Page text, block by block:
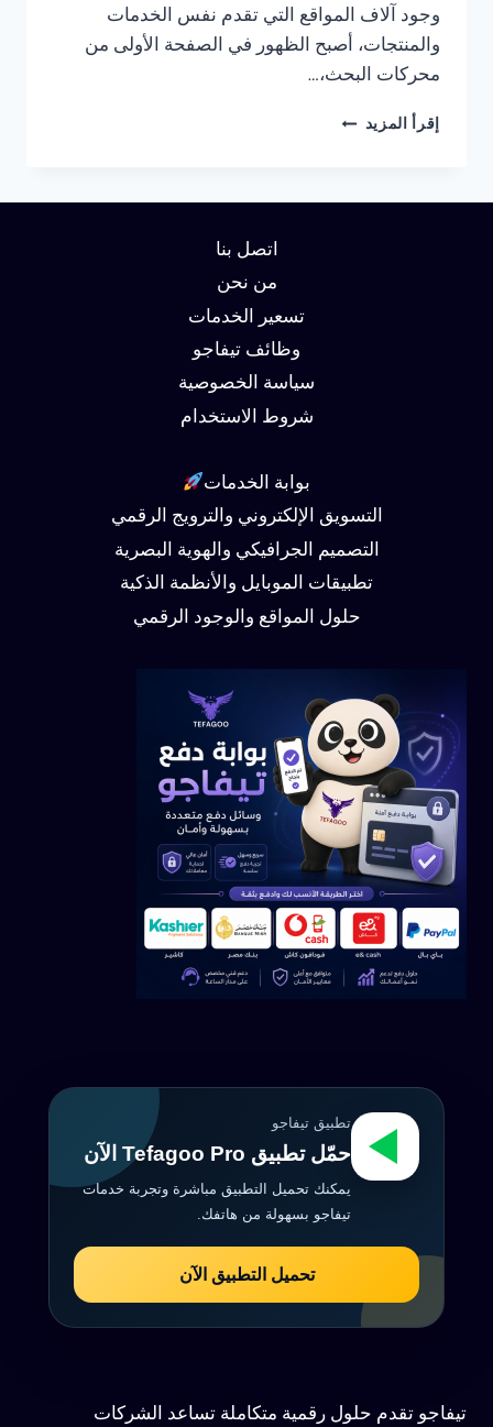
وجود آلاف المواقع التي تقدم نفس الخدمات
والمنتجات، أصبح الظهور في الصفحة الأولى من
محركات البحث،…
إقرأ المزيد شركة
اتصل بنا
من نحن
تسعير الخدمات
وظائف تيفاجو
سياسة الخصوصية
شروط الاستخدام
بوابة الخدمات
التسويق الإلكتروني والترويج الرقمي
التصميم الجرافيكي والهوية البصرية
تطبيقات الموبايل والأنظمة الذكية
حلول المواقع والوجود الرقمي
تطبيق تيفاجو
حمّل تطبيق Tefagoo Pro الآن
يمكنك تحميل التطبيق مباشرة وتجربة خدمات
تيفاجو بسهولة من هاتفك.
تحميل التطبيق الآن
تيفاجو تقدم حلول رقمية متكاملة تساعد الشركات